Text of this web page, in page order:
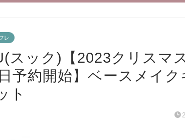
レ
スック)【2023クリスマ
予約開始】ベースメイ
ト